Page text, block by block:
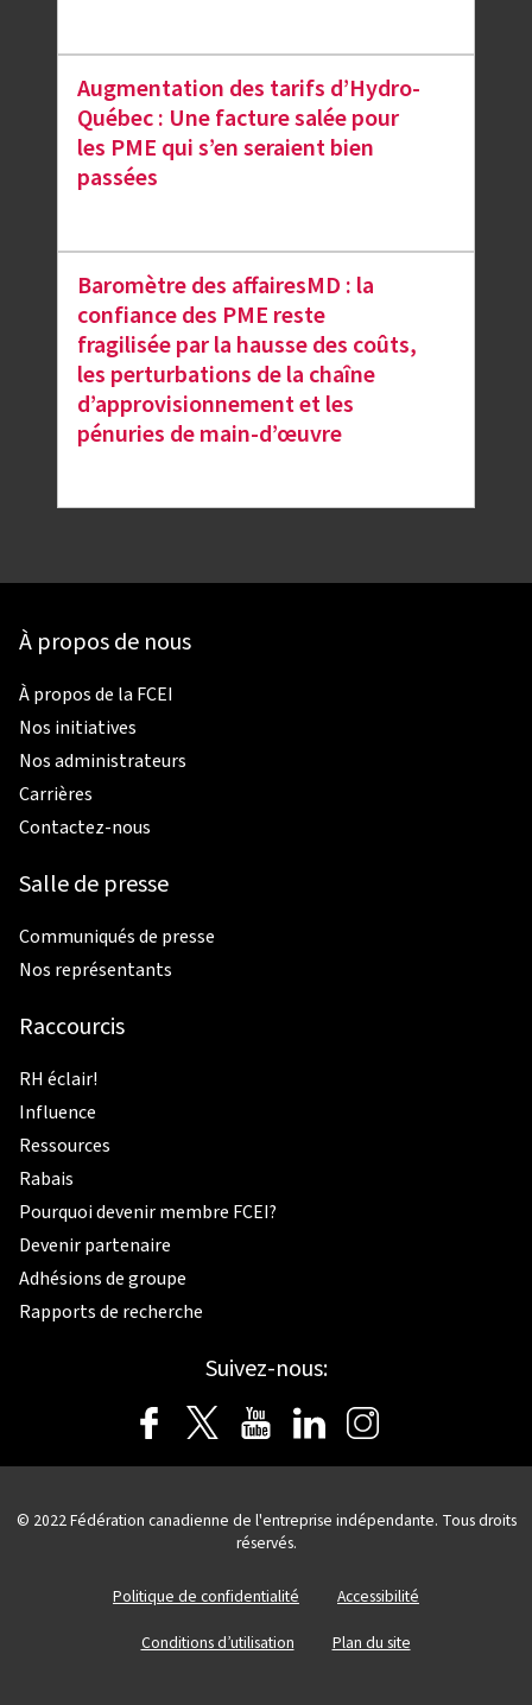
Augmentation des tarifs d’Hydro-
Québec : Une facture salée pour
les PME qui s’en seraient bien
passées
Baromètre des affairesMD : la
confiance des PME reste
fragilisée par la hausse des coûts,
les perturbations de la chaîne
d’approvisionnement et les
pénuries de main-d’œuvre
À propos de nous
À propos de la FCEI
Nos initiatives
Nos administrateurs
Carrières
Contactez-nous
Salle de presse
Communiqués de presse
Nos représentants
Raccourcis
RH éclair!
Influence
Ressources
Rabais
Pourquoi devenir membre FCEI?
Devenir partenaire
Adhésions de groupe
Rapports de recherche
Suivez-nous:
© 2022 Fédération canadienne de l'entreprise indépendante. Tous droits
réservés.
Politique de confidentialité Accessibilité
Conditions d’utilisation Plan du site